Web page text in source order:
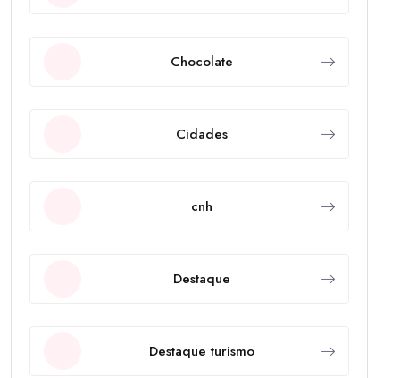
Chocolate
Cidades
cnh
Destaque
Destaque turismo